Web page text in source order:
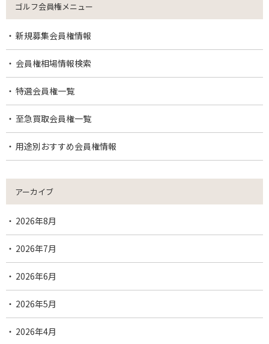
ゴルフ会員権メニュー
新規募集会員権情報
会員権相場情報検索
特選会員権一覧
至急買取会員権一覧
用途別おすすめ会員権情報
アーカイブ
2026年8月
2026年7月
2026年6月
2026年5月
2026年4月